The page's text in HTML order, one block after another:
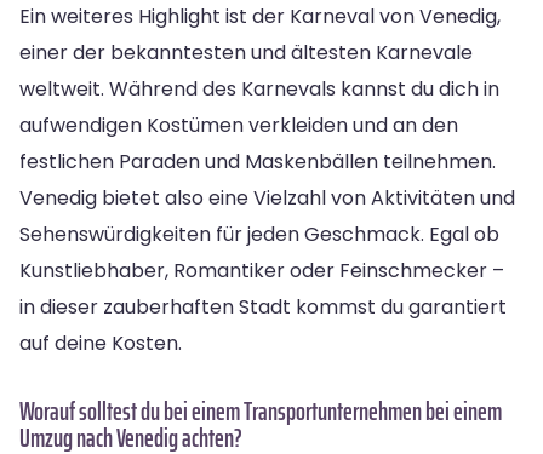
Ein weiteres Highlight ist der Karneval von Venedig,
einer der bekanntesten und ältesten Karnevale
weltweit. Während des Karnevals kannst du dich in
aufwendigen Kostümen verkleiden und an den
festlichen Paraden und Maskenbällen teilnehmen.
Venedig bietet also eine Vielzahl von Aktivitäten und
Sehenswürdigkeiten für jeden Geschmack. Egal ob
Kunstliebhaber, Romantiker oder Feinschmecker –
in dieser zauberhaften Stadt kommst du garantiert
auf deine Kosten.
Worauf solltest du bei einem Transportunternehmen bei einem
Umzug nach Venedig achten?